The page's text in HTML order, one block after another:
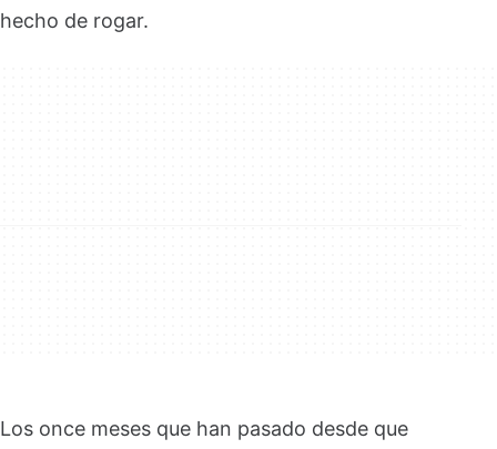
hecho de rogar.
Los once meses que han pasado desde que